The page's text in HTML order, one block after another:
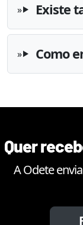
Existe
Como
Quer
A Odete